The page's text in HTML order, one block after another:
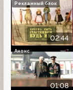
02:44
Рекламный блок
01:08
Анонс